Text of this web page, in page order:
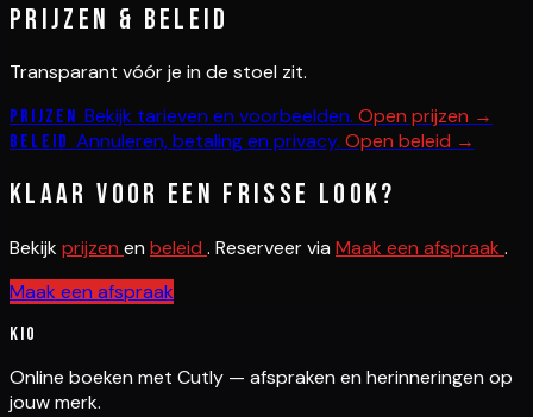
Prijzen & beleid
Transparant vóór je in de stoel zit.
Prijzen Bekijk tarieven en voorbeelden. Open prijzen →
Beleid Annuleren, betaling en privacy. Open beleid →
Klaar voor een frisse look?
Bekijkprijzen en beleid . Reserveer via Maak een afspraak .
Maak een afspraak
Kio
Online boeken met Cutly — afspraken en herinneringen op
jouw merk.